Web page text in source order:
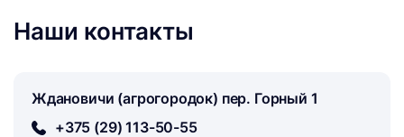
Наши контакты
Ждановичи (агрогородок) пер. Горный 1
+375 (29) 113-50-55